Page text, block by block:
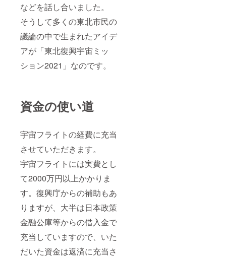
などを話し合いました。
そうして多くの東北市民の
議論の中で生まれたアイデ
アが「東北復興宇宙ミッ
ション2021」なのです。
資金の使い道
宇宙フライトの経費に充当
させていただきます。
宇宙フライトには実費とし
て2000万円以上かかりま
す。復興庁からの補助もあ
りますが、大半は日本政策
金融公庫等からの借入金で
充当していますので、いた
だいた資金は返済に充当さ